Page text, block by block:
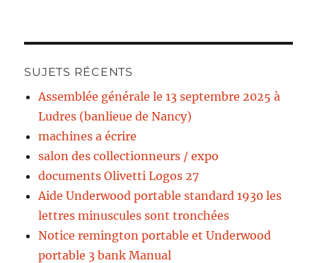
SUJETS RÉCENTS
Assemblée générale le 13 septembre 2025 à
Ludres (banlieue de Nancy)
machines a écrire
salon des collectionneurs / expo
documents Olivetti Logos 27
Aide Underwood portable standard 1930 les
lettres minuscules sont tronchées
Notice remington portable et Underwood
portable 3 bank Manual